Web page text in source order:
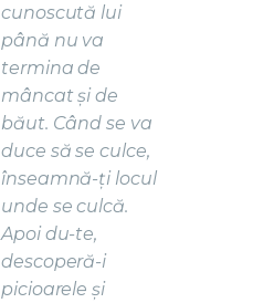
cunoscută lui
până nu va
termina de
mâncat și de
băut. Când se va
duce să se culce,
înseamnă-ți locul
unde se culcă.
Apoi du-te,
descoperă-i
picioarele și